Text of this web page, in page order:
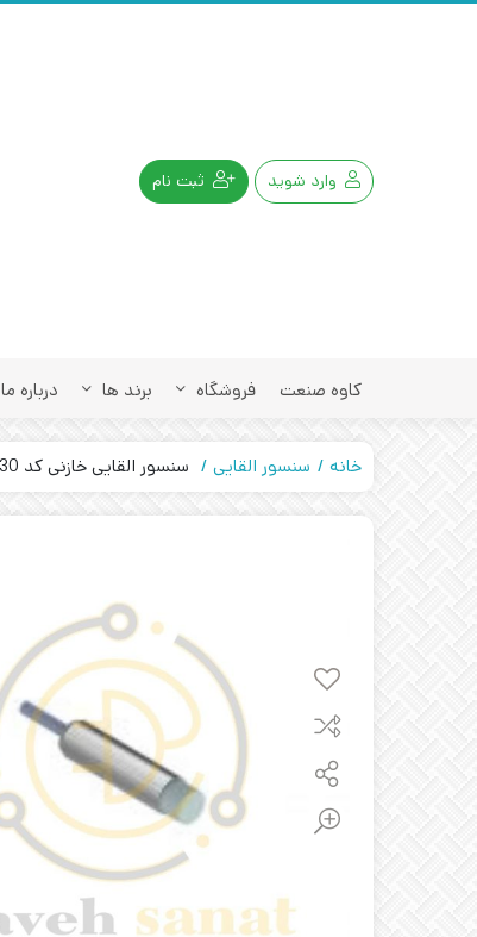
وارد شوید ثبت نام
کاوه صنعت فروشگاه برند ها درباره ما
خانه سنسور القایی سنسور القایی خازنی کد CPS-210-CA-30 تبریز پژوه